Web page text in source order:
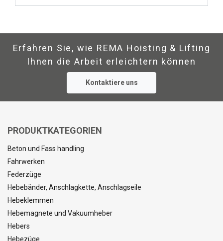
Kennzeichnung:
Standard:
Erfahren Sie, wie REMA Hoisting & Lifting
Ihnen die Arbeit erleichtern können
Kontaktiere uns
PRODUKTKATEGORIEN
Beton und Fass handling
Fahrwerken
Federzüge
Hebebänder, Anschlagkette, Anschlagseile
Hebeklemmen
Hebemagnete und Vakuumheber
Hebers
Hebezüge
ALLE AKZEPTIEREN
ALLE ABLEHNEN
DETAILS ANZEIGEN